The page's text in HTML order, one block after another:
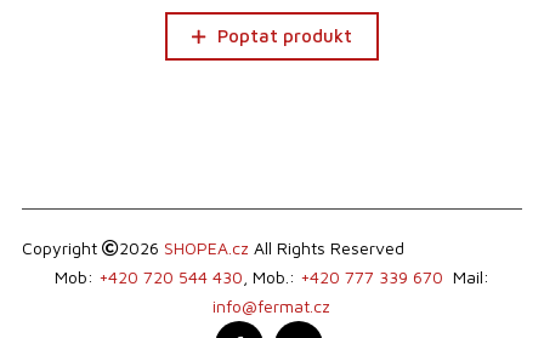
Poptat produkt
Copyright 2026 SHOPEA.cz All Rights Reserved
Mob: +420 720 544 430 , Mob.: +420 777 339 670 Mail:
info@fermat.cz